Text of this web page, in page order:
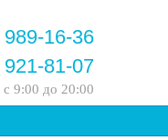
16-36
81-07
с 9:00 до 20:00